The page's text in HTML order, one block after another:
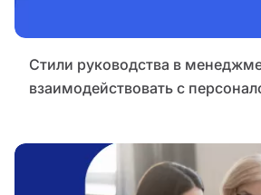
Стили руководства в
взаимодействовать с